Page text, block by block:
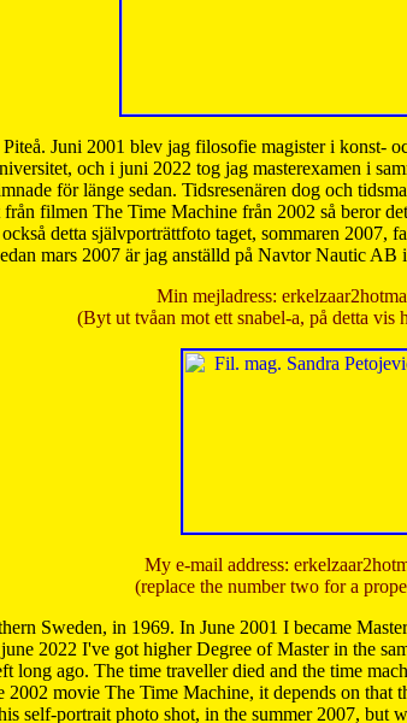
Juni 2001 blev jag filosofie magister i konst-
och i juni 2022 tog jag masterexamen i
för länge sedan. Tidsresenären dog och
filmen The Time Machine från 2002 så beror
detta självporträttfoto taget, sommaren 2007,
mars 2007 är jag anställd på Navtor Nautic AB
Min mejladress:
(Byt ut tvåan mot ett snabel-a, på detta vis
My e-mail address:
(replace the number two for a
Sweden, in 1969. In June 2001 I became
june 2022 I've got higher Degree of Master in the
long ago. The time traveller died and the time
movie The Time Machine, it depends on
self-portrait photo shot, in the summer 2007, but